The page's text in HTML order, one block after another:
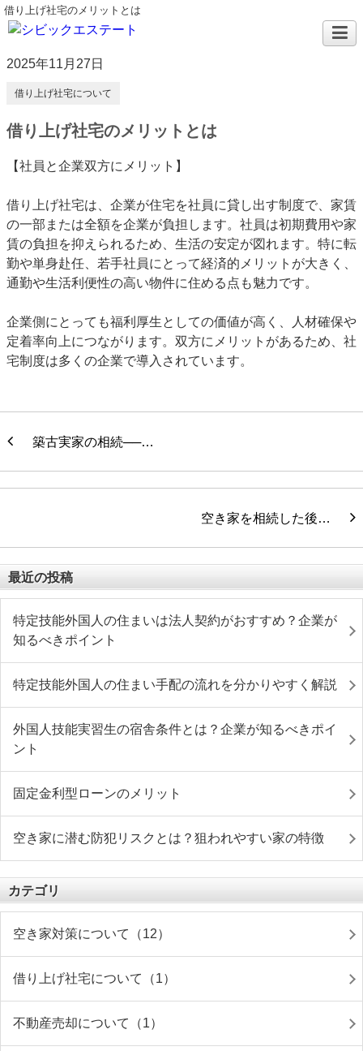
借り上げ社宅のメリットとは
2025年11月27日
借り上げ社宅について
借り上げ社宅のメリットとは
【社員と企業双方にメリット】
借り上げ社宅は、企業が住宅を社員に貸し出す制度で、家賃
の一部または全額を企業が負担します。社員は初期費用や家
賃の負担を抑えられるため、生活の安定が図れます。特に転
勤や単身赴任、若手社員にとって経済的メリットが大きく、
通勤や生活利便性の高い物件に住める点も魅力です。
企業側にとっても福利厚生としての価値が高く、人材確保や
定着率向上につながります。双方にメリットがあるため、社
宅制度は多くの企業で導入されています。
築古実家の相続──…
空き家を相続した後…
最近の投稿
特定技能外国人の住まいは法人契約がおすすめ？企業が
知るべきポイント
特定技能外国人の住まい手配の流れを分かりやすく解説
外国人技能実習生の宿舎条件とは？企業が知るべきポイ
ント
固定金利型ローンのメリット
空き家に潜む防犯リスクとは？狙われやすい家の特徴
カテゴリ
空き家対策について（12）
借り上げ社宅について（1）
不動産売却について（1）